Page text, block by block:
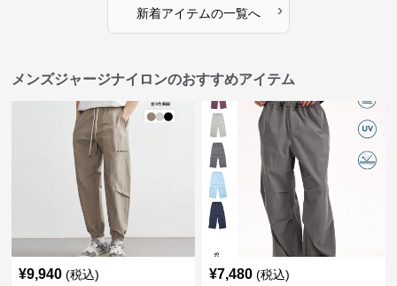
新着アイテムの一覧へ ›
メンズジャージナイロンのおすすめアイテム
¥9,940 (税込) ¥7,480 (税込)